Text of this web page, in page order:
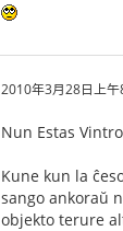
2010年3月28日上
Nun Estas Vintro
Kune kun la
sango ankoraŭ
objekto terure